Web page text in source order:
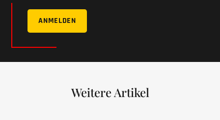
ANMELDEN
Weitere Artikel